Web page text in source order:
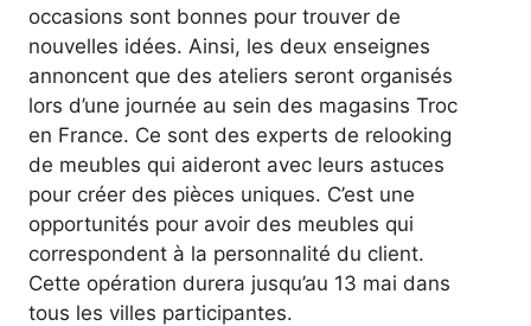
occasions sont bonnes pour trouver de
nouvelles idées. Ainsi, les deux enseignes
annoncent que des ateliers seront organisés
lors d’une journée au sein des magasins Troc
en France. Ce sont des experts de relooking
de meubles qui aideront avec leurs astuces
pour créer des pièces uniques. C’est une
opportunités pour avoir des meubles qui
correspondent à la personnalité du client.
Cette opération durera jusqu’au 13 mai dans
tous les villes participantes.